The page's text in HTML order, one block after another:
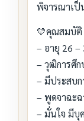
พิจารณาเ
💛คุณสมบัติ
– อายุ 26 –
– วุฒิการศึ
– มีประสบ
– พูดจาฉะ
– มั่นใจ มีบุ